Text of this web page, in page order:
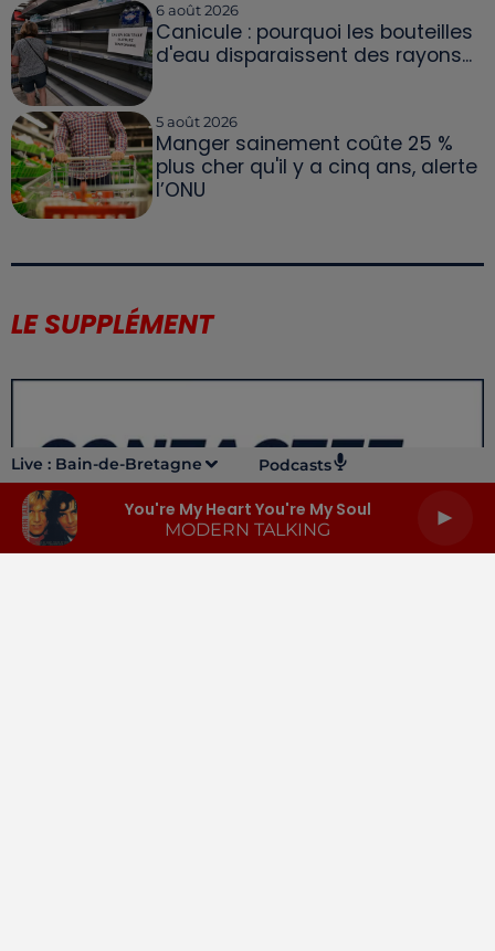
Live : Bain-de-Bretagne Podcasts
You're My Heart You're My Soul
MODERN TALKING
6 août 2026
Canicule : pourquoi les bouteilles
d'eau disparaissent des rayons...
5 août 2026
Manger sainement coûte 25 %
plus cher qu'il y a cinq ans, alerte
l’ONU
LE SUPPLÉMENT